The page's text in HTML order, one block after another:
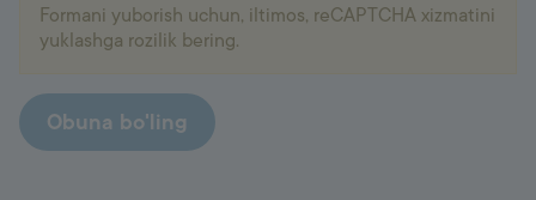
Formani yuborish uchun, iltimos, reCAPTCHA xizmatini
yuklashga rozilik bering.
Obuna bo'ling